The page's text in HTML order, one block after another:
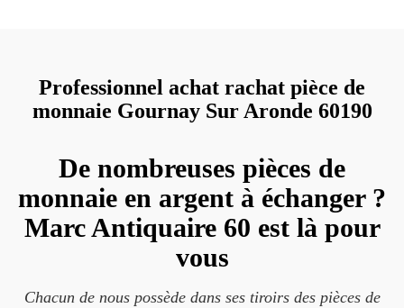
Professionnel achat rachat pièce de
monnaie Gournay Sur Aronde 60190
De nombreuses pièces de
monnaie en argent à échanger ?
Marc Antiquaire 60 est là pour
vous
Chacun de nous possède dans ses tiroirs des pièces de